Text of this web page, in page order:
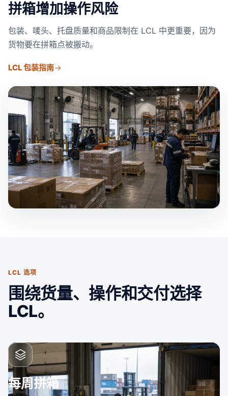
拼箱增加操作风险
包装、唛头、托盘质量和商品限制在 LCL 中更重要，因为
货物要在拼箱点被搬动。
LCL 包装指南
LCL 选项
围绕货量、操作和交付选择
LCL。
每周拼箱